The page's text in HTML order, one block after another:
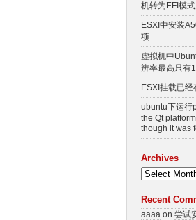
机转为EFI模
ESXI中安装
项
虚拟机中
辨率最高只有
ESXI挂载已
ubuntu下运行
the Qt
though it was
Archives
Recent
aaaa on 尝试